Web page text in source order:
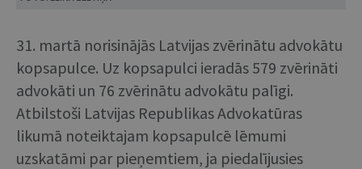
31. martā norisinājās Latvijas zvērinātu advokātu
kopsapulce. Uz kopsapulci ieradās 579 zvērināti
advokāti un 76 zvērinātu advokātu palīgi.
Atbilstoši Latvijas Republikas Advokatūras
likumā noteiktajam kopsapulcē lēmumi
uzskatāmi par pieņemtiem, ja piedalījusies